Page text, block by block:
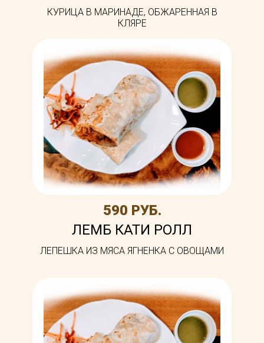
КУРИЦА В МАРИНАДЕ, ОБЖАРЕННАЯ В
КЛЯРЕ
590 РУБ.
ЛЕМБ КАТИ РОЛЛ
ЛЕПЕШКА ИЗ МЯСА ЯГНЕНКА С ОВОЩАМИ